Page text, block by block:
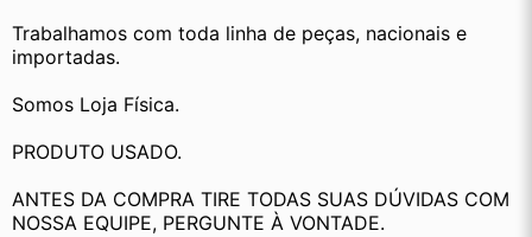
Trabalhamos com toda linha de peças, nacionais e
importadas.
Somos Loja Física.
PRODUTO USADO.
ANTES DA COMPRA TIRE TODAS SUAS DÚVIDAS COM
NOSSA EQUIPE, PERGUNTE À VONTADE.